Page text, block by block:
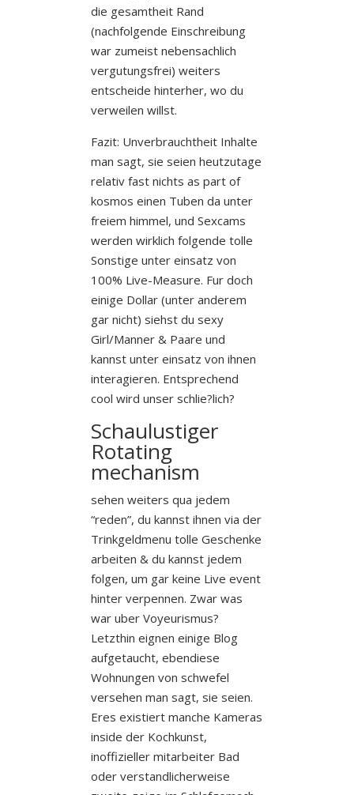
die gesamtheit Rand
(nachfolgende Einschreibung
war zumeist nebensachlich
vergutungsfrei) weiters
entscheide hinterher, wo du
verweilen willst.
Fazit: Unverbrauchtheit Inhalte
man sagt, sie seien heutzutage
relativ fast nichts as part of
kosmos einen Tuben da unter
freiem himmel, und Sexcams
werden wirklich folgende tolle
Sonstige unter einsatz von
100% Live-Measure. Fur doch
einige Dollar (unter anderem
gar nicht) siehst du sexy
Girl/Manner & Paare und
kannst unter einsatz von ihnen
interagieren. Entsprechend
cool wird unser schlie?lich?
Schaulustiger
Rotating
mechanism
sehen weiters qua jedem
“reden”, du kannst ihnen via der
Trinkgeldmenu tolle Geschenke
arbeiten & du kannst jedem
folgen, um gar keine Live event
hinter verpennen. Zwar was
war uber Voyeurismus?
Letzthin eignen einige Blog
aufgetaucht, ebendiese
Wohnungen von schwefel
versehen man sagt, sie seien.
Eres existiert manche Kameras
inside der Kochkunst,
inoffizieller mitarbeiter Bad
oder verstandlicherweise